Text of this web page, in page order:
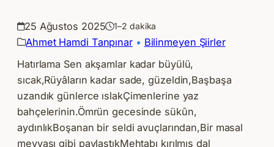
25 Ağustos 2025 1–2 dakika
Ahmet Hamdi Tanpınar • Bilinmeyen Şiirler
Hatırlama Sen akşamlar kadar büyülü,
sıcak,Rüyâların kadar sade, güzeldin,Başbaşa
uzandık günlerce ıslakÇimenlerine yaz
bahçelerinin.Ömrün gecesinde sükûn,
aydınlıkBoşanan bir seldi avuçlarından,Bir masal
meyvası gibi paylaştıkMehtabı kırılmış dal